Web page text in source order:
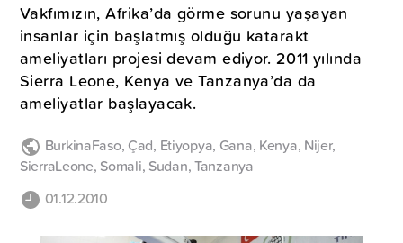
Vakfımızın, Afrika’da görme sorunu yaşayan
insanlar için başlatmış olduğu katarakt
ameliyatları projesi devam ediyor. 2011 yılında
Sierra Leone, Kenya ve Tanzanya’da da
ameliyatlar başlayacak.
BurkinaFaso,Çad, Etiyopya, Gana, Kenya, Nijer,
SierraLeone, Somali, Sudan,Tanzanya
01.12.2010